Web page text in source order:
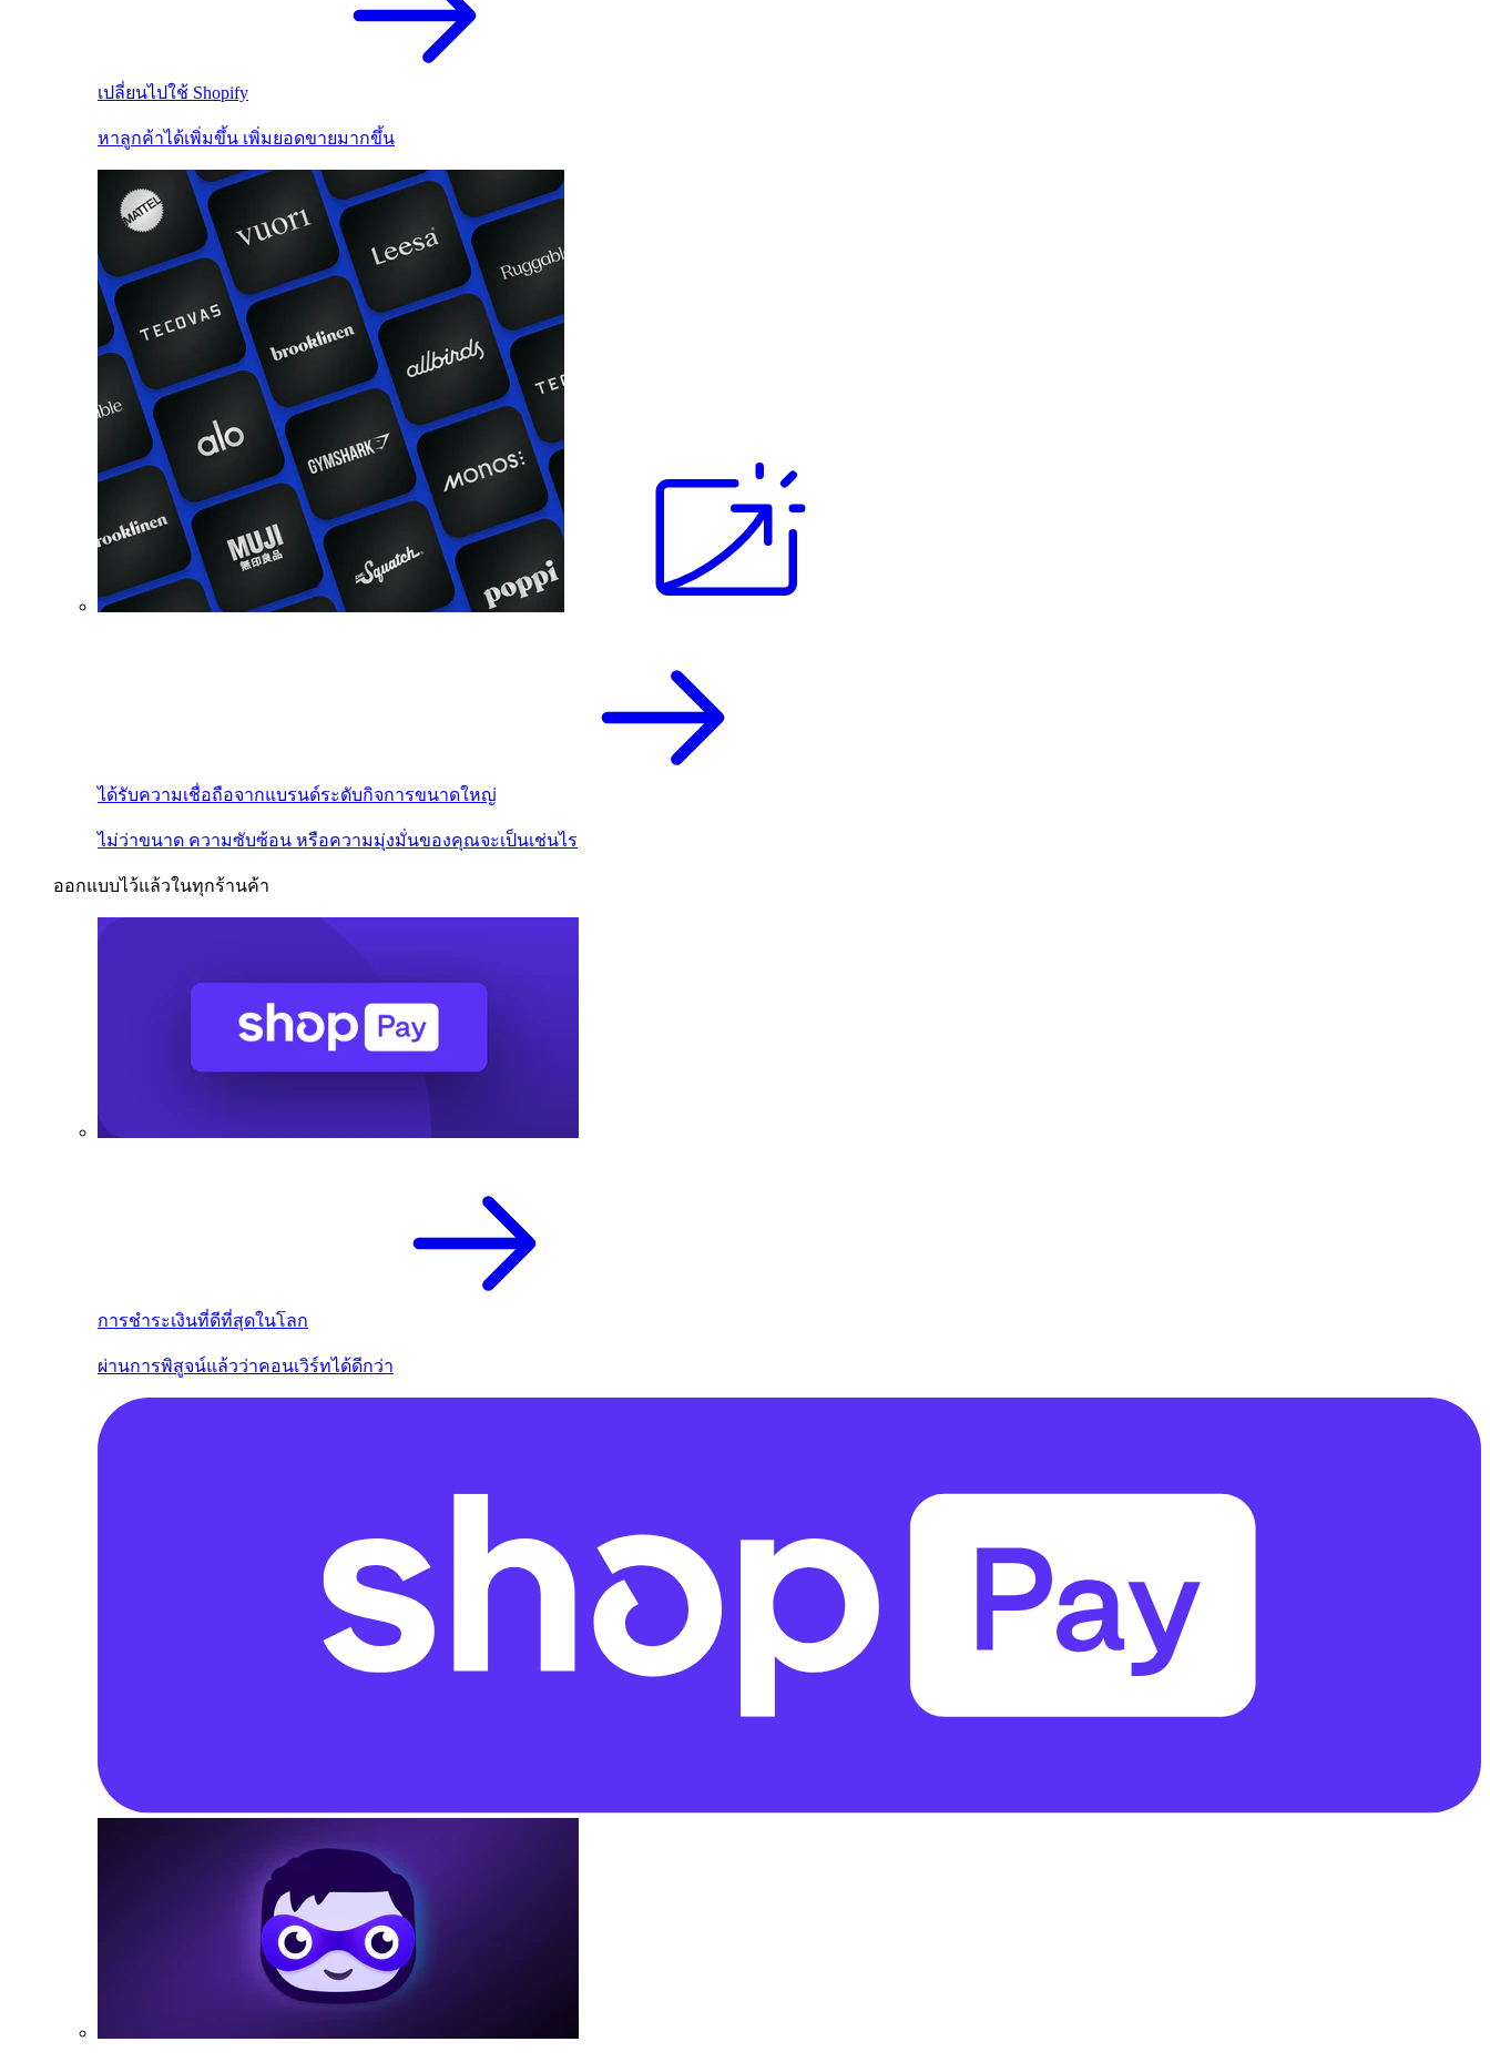
เปลี่ยนไปใช้ Shopify
หาลูกค้าได้เพิ่มขึ้น เพิ่มยอดขายมากขึ้น
ได้รับความเชื่อถือจากแบรนด์ระดับกิจการขนาดใหญ่
ไม่ว่าขนาด ความซับซ้อน หรือความมุ่งมั่นของคุณจะเป็นเช่นไร
ออกแบบไว้แล้วในทุกร้านค้า
การชำระเงินที่ดีที่สุดในโลก
ผ่านการพิสูจน์แล้วว่าคอนเวิร์ทได้ดีกว่า